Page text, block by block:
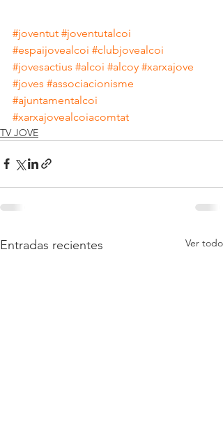
#joventut #joventutalcoi
#espaijovealcoi #clubjovealcoi
#jovesactius #alcoi #alcoy #xarxajove
#joves #associacionisme
#ajuntamentalcoi
#xarxajovealcoiacomtat
TV JOVE
Entradas recientes Ver todo